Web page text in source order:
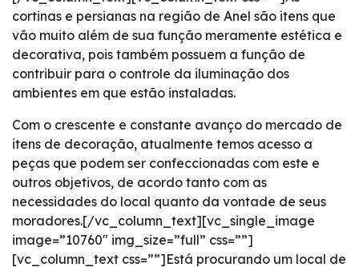
cortinas e persianas na região de Anel são itens que
vão muito além de sua função meramente estética e
decorativa, pois também possuem a função de
contribuir para o controle da iluminação dos
ambientes em que estão instaladas.
Com o crescente e constante avanço do mercado de
itens de decoração, atualmente temos acesso a
peças que podem ser confeccionadas com este e
outros objetivos, de acordo tanto com as
necessidades do local quanto da vontade de seus
moradores.[/vc_column_text][vc_single_image
image=”10760″ img_size=”full” css=””]
[vc_column_text css=””]Está procurando um local de